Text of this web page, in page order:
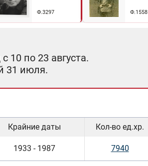
Ф.3297 Ф.1558
10 по 23 августа.
31 июля.
Крайние даты Кол-во ед.хр.
1933 - 1987 7940